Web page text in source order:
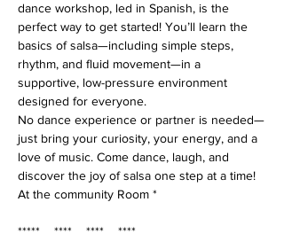
dance workshop, led in Spanish, is the
perfect way to get started! You’ll learn the
basics of salsa—including simple steps,
rhythm, and fluid movement—in a
supportive, low-pressure environment
designed for everyone.
No dance experience or partner is needed—
just bring your curiosity, your energy, and a
love of music. Come dance, laugh, and
discover the joy of salsa one step at a time!
At the community Room *
*****    ****    ****    ****